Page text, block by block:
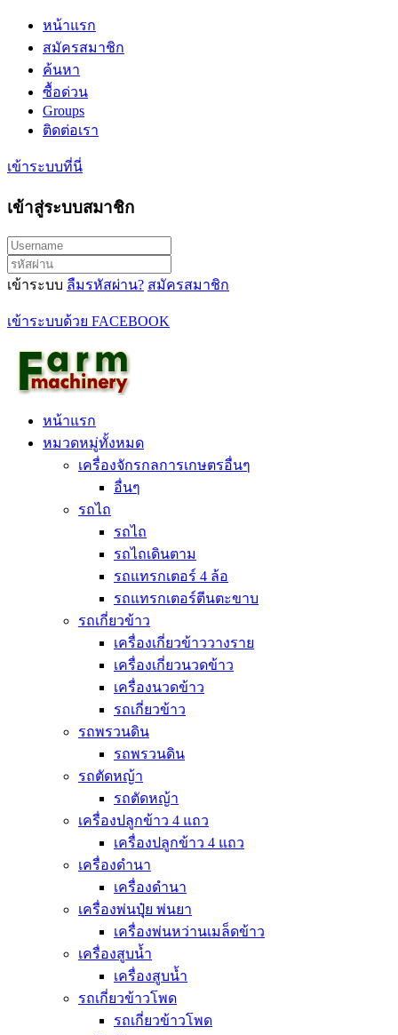
หน้าแรก
สมัครสมาชิก
ค้นหา
ซื้อด่วน
Groups
ติดต่อเรา
เข้าระบบที่นี่
เข้าสู่ระบบสมาชิก
เข้าระบบ ลืมรหัสผ่าน? สมัครสมาชิก
เข้าระบบด้วย FACEBOOK
หน้าแรก
หมวดหมู่ทั้งหมด
เครื่องจักรกลการเกษตรอื่นๆ
อื่นๆ
รถไถ
รถไถ
รถไถเดินตาม
รถแทรกเตอร์ 4 ล้อ
รถแทรกเตอร์ตีนตะขาบ
รถเกี่ยวข้าว
เครื่องเกี่ยวข้าววางราย
เครื่องเกี่ยวนวดข้าว
เครื่องนวดข้าว
รถเกี่ยวข้าว
รถพรวนดิน
รถพรวนดิน
รถตัดหญ้า
รถตัดหญ้า
เครื่องปลูกข้าว 4 แถว
เครื่องปลูกข้าว 4 แถว
เครื่องดำนา
เครื่องดำนา
เครื่องพ่นปุุ๋ย พ่นยา
เครื่องพ่นหว่านเมล็ดข้าว
เครื่องสูบน้ำ
เครื่องสูบน้ำ
รถเกี่ยวข้าวโพด
รถเกี่ยวข้าวโพด